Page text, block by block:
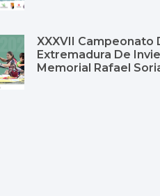
XXXVII Campeonato
Extremadura De
Memorial Rafael